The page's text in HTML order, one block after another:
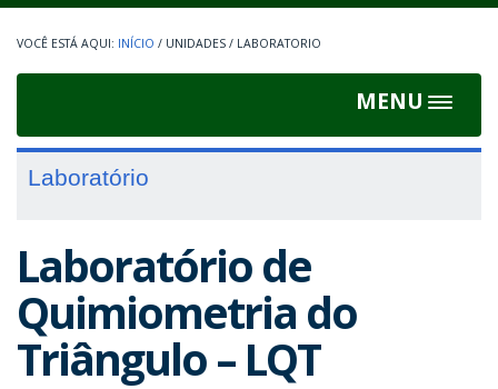
INÍCIO / UNIDADES / LABORATORIO
MENU
Toggle
Laboratório
Laboratório de
Quimiometria do
Triângulo – LQT